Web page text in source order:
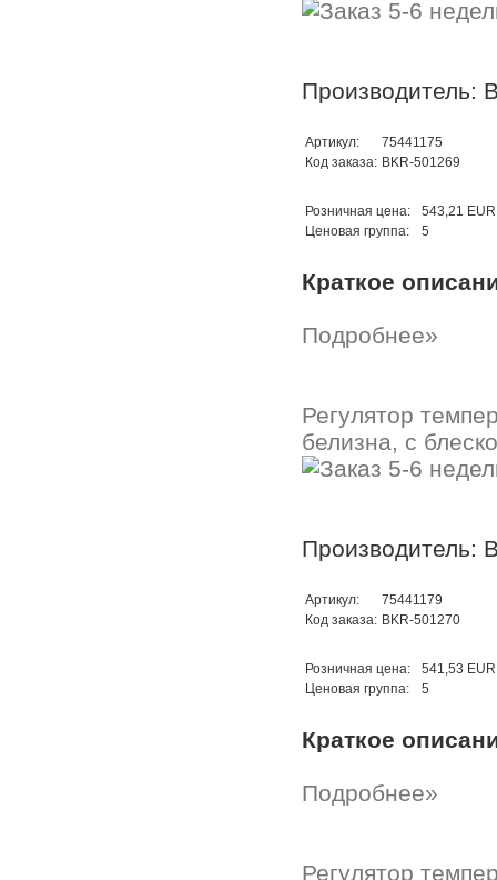
Производитель:
Артикул:
75441175
Код заказа: BKR-501269
Розничная цена:
543,21 EUR
Ценовая группа:
5
Краткое
Подробнее»
Регулятор
белизна, с
Производитель:
Артикул:
75441179
Код заказа: BKR-501270
Розничная цена:
541,53 EUR
Ценовая группа:
5
Краткое
Подробнее»
Регулятор